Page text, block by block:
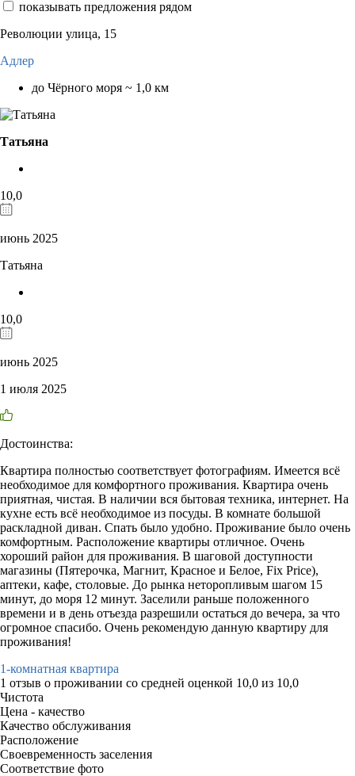
показывать предложения рядом
Революции улица, 15
Адлер
до Чёрного моря ~ 1,0 км
Татьяна
10,0
июнь 2025
Татьяна
10,0
июнь 2025
1 июля 2025
Достоинства:
Квартира полностью соответствует фотографиям. Имеется всё
необходимое для комфортного проживания. Квартира очень
приятная, чистая. В наличии вся бытовая техника, интернет. На
кухне есть всё необходимое из посуды. В комнате большой
раскладной диван. Спать было удобно. Проживание было очень
комфортным. Расположение квартиры отличное. Очень
хороший район для проживания. В шаговой доступности
магазины (Пятерочка, Магнит, Красное и Белое, Fix Price),
аптеки, кафе, столовые. До рынка неторопливым шагом 15
минут, до моря 12 минут. Заселили раньше положенного
времени и в день отъезда разрешили остаться до вечера, за что
огромное спасибо. Очень рекомендую данную квартиру для
проживания!
1-комнатная квартира
1 отзыв о проживании со средней оценкой 10,0 из 10,0
Чистота
Цена - качество
Качество обслуживания
Расположение
Своевременность заселения
Соответствие фото